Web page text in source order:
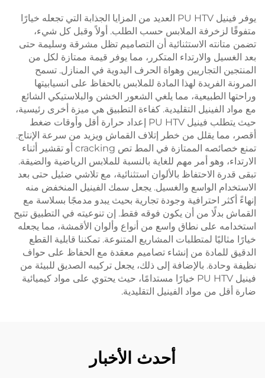
يوفر فينيل PU HTV العديد من المزايا الجذابة التي تجعله خيارًا
متفوقًا لزخرفة الملابس حسب الطلب. أولاً وقبل كل شيء،
تضمن متانته الاستثنائية أن التصاميم تظل مشرقة وسليمة حتى
بعد الغسيل والارتداء المتكرر، مما يوفر قيمة ممتازة لكل من
المنتجين التجاريين وهواة الحرف اليدوية في المنازل. تسمح
المرونة الفريدة لهذا المادة للملابس بالحفاظ على انسيابيتها
وراحتها الطبيعية، مما يلغي الشعور الخشن والبلاستيكي الشائع
مع مواد الفينيل التقليدية. كفاءة التطبيق هي ميزة أخرى رئيسية،
حيث يتطلب فينيل PU HTV إعداد حرارة أقل وأوقات ضغط
أقصر، مما يقلل من خطر إتلاف القماش ويزيد من سرعة الإنتاج.
تمنع خصائصه الممتازة في المط تص cracking أو تقشير أثناء
الارتداء، وهو أمر مهم للغاية بالنسبة للملابس الرياضية والضيقة.
تبقى قدرة الاحتفاظ بالألوان استثنائية، مع تلاشي ضئيل حتى بعد
الاستخدام الواسع والغسيل. يجعل سمك الفينيل المنخفض منه
إنهاءً أكثر احترافية وجودة تجارية بحيث يبدو مدمجًا بسلاسة مع
القماش بدلًا من أن يكون فوقه فقط. إن تنوعيته في التطبيق تتيح
استخدامه على نطاق واسع من أنواع وألوان الأقمشة، مما يجعله
خيارًا مثاليًا لمتطلبات المشاريع المتنوعة. تمكننا قابلية القطع
الدقيق للمادة من إنشاء تصاميم معقدة مع الحفاظ على حواف
نظيفة وحادة. بالإضافة إلى ذلك، يجعل تركيبه الصديق للبيئة من
فينيل PU HTV خيارًا مستدامًا، حيث يحتوي على مواد كيميائية
ضارة أقل من مواد الفينيل التقليدية.
أحدث الأخبار